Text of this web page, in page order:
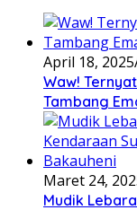
April 18, 2025
Waw!
Tambang
Maret 24,
Mudik